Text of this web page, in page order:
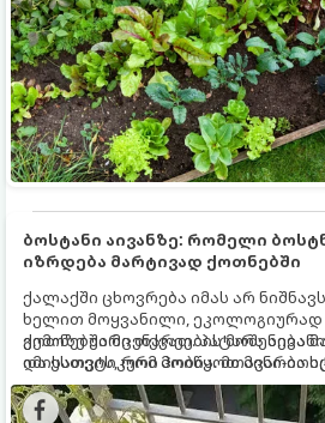
ბოსტანი აივანზე: რომელი
იზრდება მარტივად ქოთნებში
ქალაქში ცხოვრება იმას არ
ხელით მოყვანილი,
გემოზე უარი თქვათ. პატარა
იმისათვის, რომ მოიწყოთ მინი-
ყოველდღიურად ახალ, არომატულ
ბოსტნეულს მოკრეფთ.
ქოთნებში მცენარეების მოშენება
და ესთეტიკური ჰობია. მთავარია
კულტურები ეგუებიან ქოთნის
და როგორ მოუაროთ მათ სწორად.